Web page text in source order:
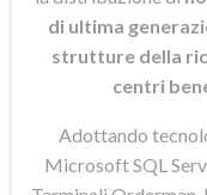
di ultima
strutture della
centri
Adottando
Microsoft SQL